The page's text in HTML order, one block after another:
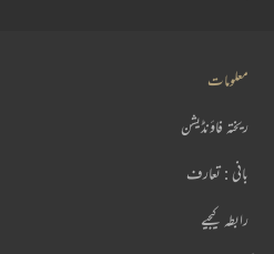
معلومات
ریختہ فاؤنڈیشن
بانی : تعارف
رابطہ کیجیے